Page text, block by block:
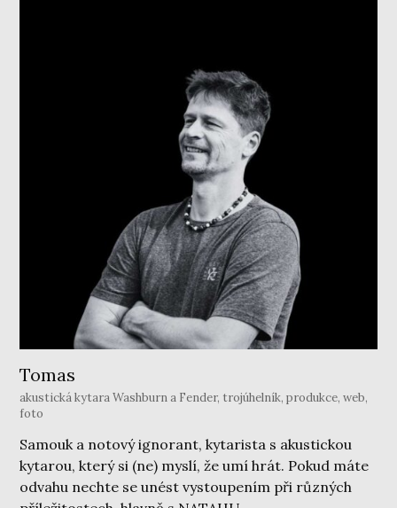
Tomas
akustická kytara Washburn a Fender, trojúhelník, produkce, web,
foto
Samouk a notový ignorant, kytarista s akustickou
kytarou, který si (ne) myslí, že umí hrát. Pokud máte
odvahu nechte se unést vystoupením při různých